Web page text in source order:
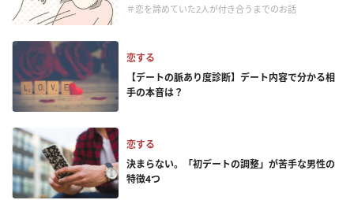
＃恋を諦めていた2人が付き合うまでのお話
恋する
【デートの脈あり度診断】デート内容で分かる相
手の本音は？
恋する
決まらない。「初デートの調整」が苦手な男性の
特徴4つ